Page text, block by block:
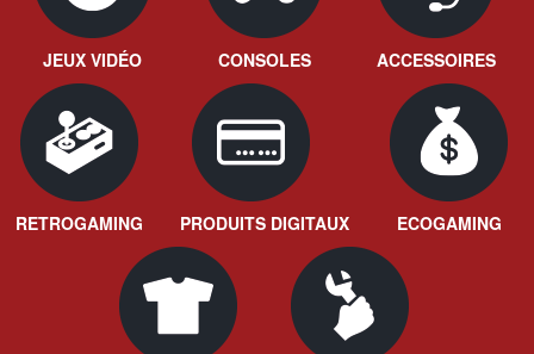
JEUX VIDÉO CONSOLES ACCESSOIRES
RETROGAMING PRODUITS DIGITAUX ECOGAMING